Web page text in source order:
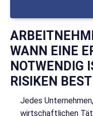
WANN EINE
NOTWENDIG
RISIKEN
Jedes
wirtschaftlichen